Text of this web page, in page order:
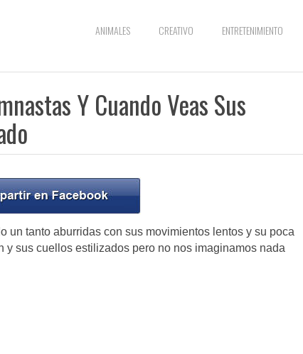
ANIMALES CREATIVO ENTRETENIMIENTO
Y Cuando Veas Sus
un tanto aburridas con sus movimientos lentos y su poca
sus cuellos estilizados pero no nos imaginamos nada